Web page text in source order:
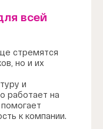
всей
стремятся
но и их
и
работает на
к компании.